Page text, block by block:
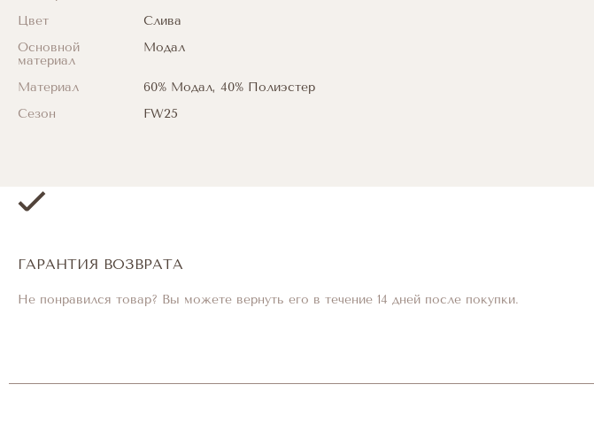
Цвет
Слива
Основной
материал
Модал
Материал
60% Модал, 40% Полиэстер
Сезон
FW25
ГАРАНТИЯ ВОЗВРАТА
Не понравился товар? Вы можете вернуть его в течение 14 дней после покупки.